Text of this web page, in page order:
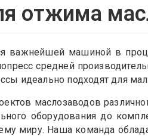
отжима
важнейшей машиной в
средней
идеально подходят для
маслозаводов
оборудования до
миру. Наша команда